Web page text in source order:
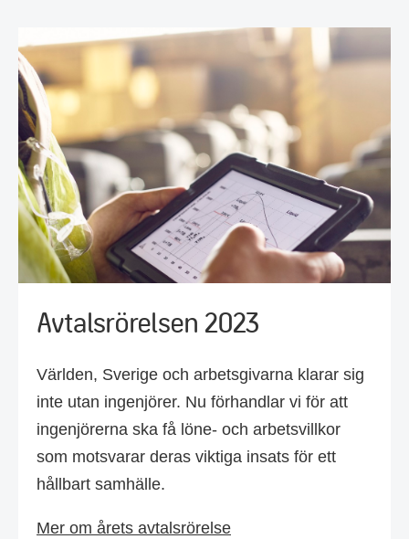
Avtalsrörelsen 2023
Världen, Sverige och arbetsgivarna klarar sig
inte utan ingenjörer. Nu förhandlar vi för att
ingenjörerna ska få löne- och arbetsvillkor
som motsvarar deras viktiga insats för ett
hållbart samhälle.
Mer om årets avtalsrörelse